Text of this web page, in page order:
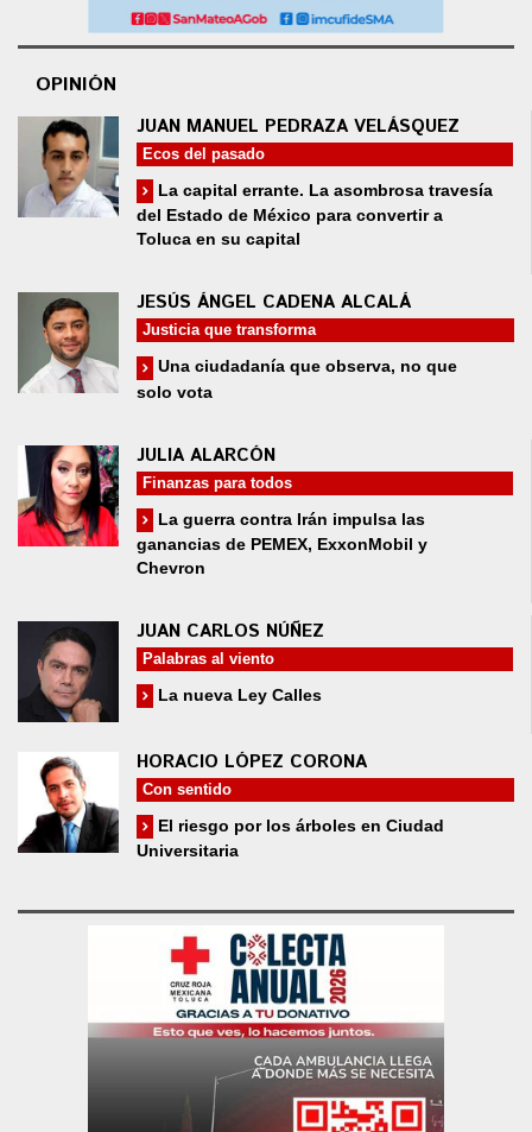
OPINIÓN
JUAN MANUEL PEDRAZA VELÁSQUEZ
Ecos del pasado
La capital errante. La asombrosa travesía
del Estado de México para convertir a
Toluca en su capital
JESÚS ÁNGEL CADENA ALCALÁ
Justicia que transforma
Una ciudadanía que observa, no que
solo vota
JULIA ALARCÓN
Finanzas para todos
La guerra contra Irán impulsa las
ganancias de PEMEX, ExxonMobil y
Chevron
JUAN CARLOS NÚÑEZ
Palabras al viento
La nueva Ley Calles
HORACIO LÓPEZ CORONA
Con sentido
El riesgo por los árboles en Ciudad
Universitaria